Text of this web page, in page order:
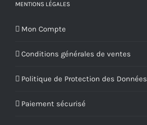
MENTIONS LÉGALES
Mon Compte
Conditions générales de ventes
Politique de Protection des Données
Paiement sécurisé